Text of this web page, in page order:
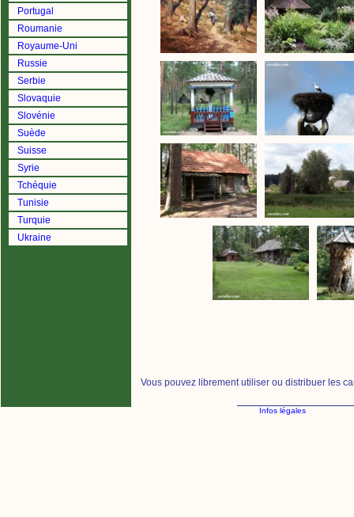
Portugal
Roumanie
Royaume-Uni
Russie
Serbie
Slovaquie
Slovénie
Suède
Suisse
Syrie
Tchéquie
Tunisie
Turquie
Ukraine
Vous pouvez librement utiliser ou distribuer les
Infos légales